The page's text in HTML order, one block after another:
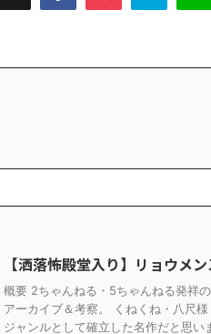
【洒落怖殿堂入り】リョウメン
概要 2ちゃんねる・5ちゃんねる発祥
アーカイブ＆考察。 くねくね・八尺
ジャンルとして確立した名作だと思